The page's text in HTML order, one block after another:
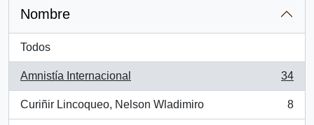
Nombre
Todos
Amnistía Internacional
, 34 resultados
34
Curiñir Lincoqueo, Nelson Wladimiro
, 8 resultados
8